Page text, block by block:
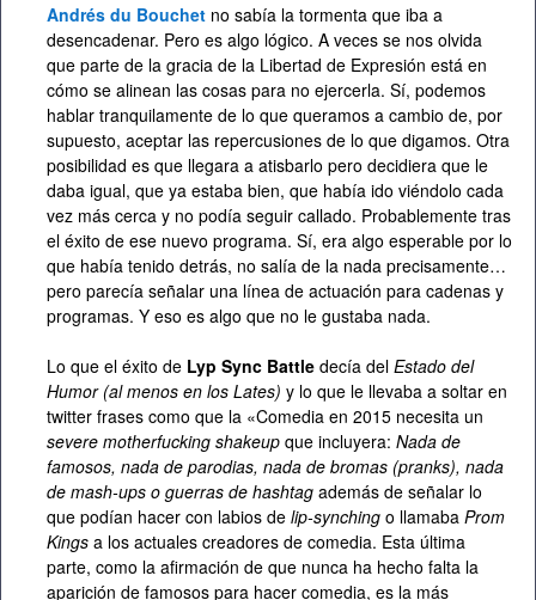
Andrés du Bouchet no sabía la tormenta que iba a
desencadenar. Pero es algo lógico. A veces se nos olvida
que parte de la gracia de la Libertad de Expresión está en
cómo se alinean las cosas para no ejercerla. Sí, podemos
hablar tranquilamente de lo que queramos a cambio de, por
supuesto, aceptar las repercusiones de lo que digamos. Otra
posibilidad es que llegara a atisbarlo pero decidiera que le
daba igual, que ya estaba bien, que había ido viéndolo cada
vez más cerca y no podía seguir callado. Probablemente tras
el éxito de ese nuevo programa. Sí, era algo esperable por lo
que había tenido detrás, no salía de la nada precisamente…
pero parecía señalar una línea de actuación para cadenas y
programas. Y eso es algo que no le gustaba nada.
Lo que el éxito de Lyp Sync Battle decía del Estado del
Humor (al menos en los Lates) y lo que le llevaba a soltar en
twitter frases como que la «Comedia en 2015 necesita un
severe motherfucking shakeup que incluyera: Nada de
famosos, nada de parodias, nada de bromas (pranks), nada
de mash-ups o guerras de hashtag además de señalar lo
que podían hacer con labios de lip-synching o llamaba Prom
Kings a los actuales creadores de comedia. Esta última
parte, como la afirmación de que nunca ha hecho falta la
aparición de famosos para hacer comedia, es la más